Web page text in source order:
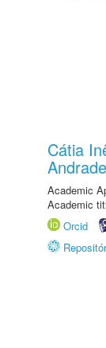
Cátia
Andrade
Academic
Academic
Orcid